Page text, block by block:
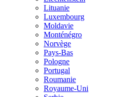
Lituanie
Luxembourg
Moldavie
Monténégro
Norvège
Pays-Bas
Pologne
Portugal
Roumanie
Royaume-Uni